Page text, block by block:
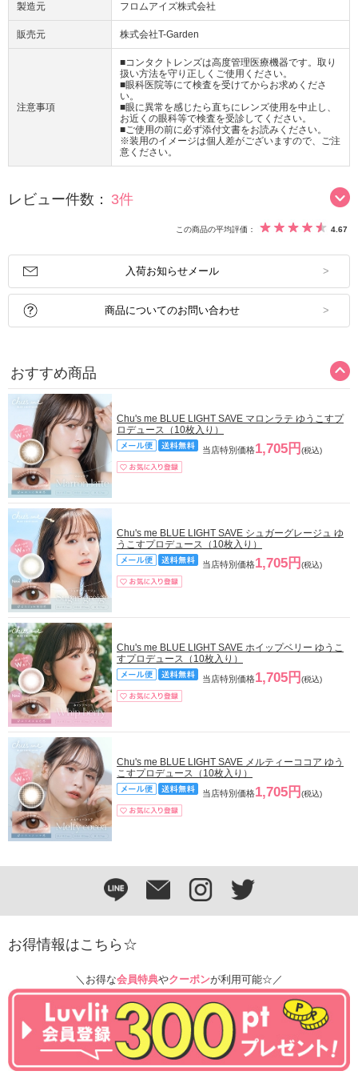
製造元 フロムアイズ株式会社
販売元 株式会社T-Garden
注意事項
■コンタクトレンズは高度管理医療機器です。取り
扱い方法を守り正しくご使用ください。
■眼科医院等にて検査を受けてからお求めくださ
い。
■眼に異常を感じたら直ちにレンズ使用を中止し、
お近くの眼科等で検査を受診してください。
■ご使用の前に必ず添付文書をお読みください。
※装用のイメージは個人差がございますので、ご注
意ください。
レビュー件数： 3件
この商品の平均評価： 4.67
入荷お知らせメール
商品についてのお問い合わせ
おすすめ商品
Chu's me BLUE LIGHT SAVE マロンラテ ゆうこすプ
ロデュース（10枚入り）
当店特別価格1,705円 (税込)
Chu's me BLUE LIGHT SAVE シュガーグレージュ ゆ
うこすプロデュース（10枚入り）
当店特別価格1,705円 (税込)
Chu's me BLUE LIGHT SAVE ホイップベリー ゆうこ
すプロデュース（10枚入り）
当店特別価格1,705円 (税込)
Chu's me BLUE LIGHT SAVE メルティーココア ゆう
こすプロデュース（10枚入り）
当店特別価格1,705円 (税込)
お得情報はこちら☆
＼お得な会員特典やクーポンが利用可能☆／